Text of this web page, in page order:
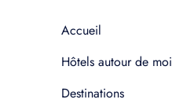
Accueil
Hôtels autour de moi
Destinations